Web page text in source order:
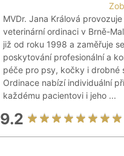
MVDr. Jana Králová provozuje
veterinární ordinaci v Brně-
již od roku 1998 a zaměřuje
poskytování profesionální a
péče pro psy, kočky i drobné
Ordinace nabízí individuální
každému pacientovi i jeho ...
9.2